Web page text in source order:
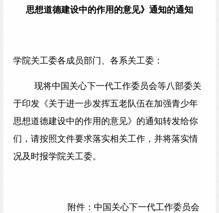
思想道德建设中的作用的意见》通知的通知
学院关工委各成员部门、各系关工委：
现将中国关心下一代工作委员会等八部委关
于印发《关于进一步发挥五老队伍在加强青少年
思想道德建设中的作用的意见》的通知转发给你
们，请按照文件要求落实相关工作，并将落实情
况及时报学院关工委。
附件 ： 中国关心下一代工作委员会